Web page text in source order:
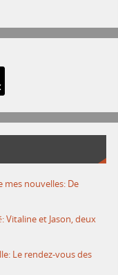
mes nouvelles: De
Vitaline et Jason, deux
Le rendez-vous des